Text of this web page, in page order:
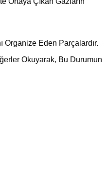
Organize Eden Parçalardır.
Okuyarak, Bu Durumun